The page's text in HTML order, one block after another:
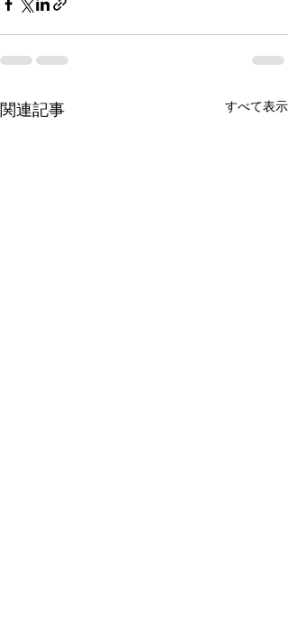
関連記事 すべて表示